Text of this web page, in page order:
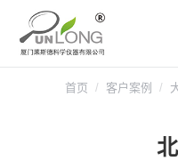
您在这里：
首页 客户案例